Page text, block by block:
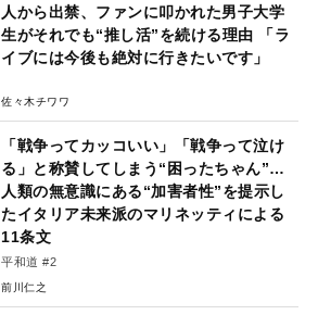
人から出禁、ファンに叩かれた男子大学
生がそれでも“推し活”を続ける理由 「ラ
イブには今後も絶対に行きたいです」
佐々木チワワ
「戦争ってカッコいい」「戦争って泣け
る」と称賛してしまう“困ったちゃん”…
人類の無意識にある“加害者性”を提示し
たイタリア未来派のマリネッティによる
11条文
平和道 #2
前川仁之